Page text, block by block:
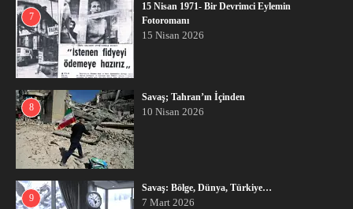
7
15 Nisan 1971- Bir Devrimci Eylemin
Fotoromanı
15 Nisan 2026
8
Savaş; Tahran’ın İçinden
10 Nisan 2026
9
Savaş: Bölge, Dünya, Türkiye…
7 Mart 2026